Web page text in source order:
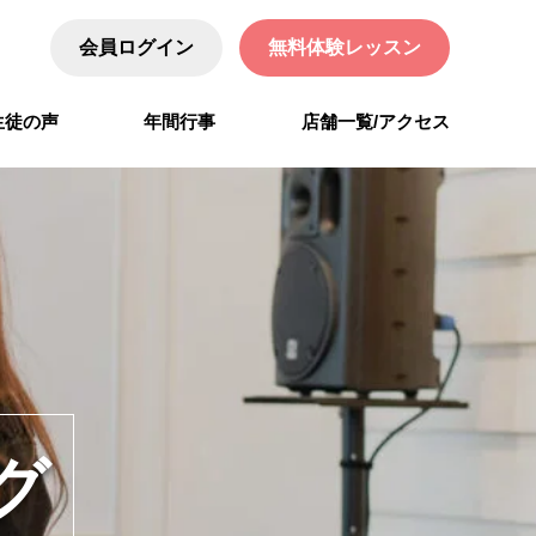
会員ログイン 無料体験レッスン
徒の声 年間行事 店舗一覧/アクセス